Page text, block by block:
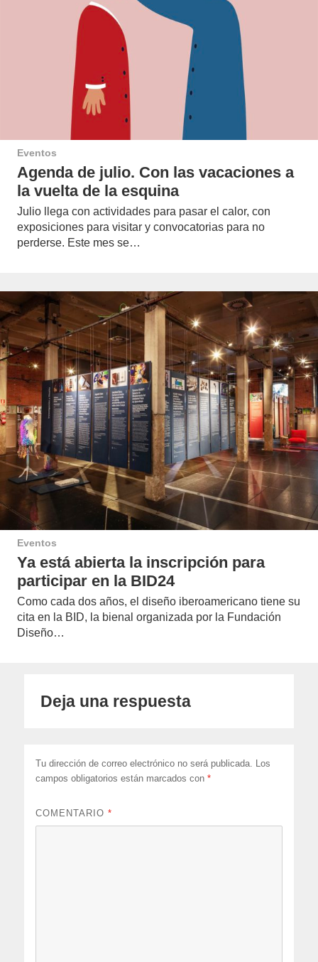
Eventos
Agenda de julio. Con las vacaciones a
la vuelta de la esquina
Julio llega con actividades para pasar el calor, con
exposiciones para visitar y convocatorias para no
perderse. Este mes se…
Eventos
Ya está abierta la inscripción para
participar en la BID24
Como cada dos años, el diseño iberoamericano tiene su
cita en la BID, la bienal organizada por la Fundación
Diseño…
Deja una respuesta
Tu dirección de correo electrónico no será publicada. Los
campos obligatorios están marcados con*
COMENTARIO*